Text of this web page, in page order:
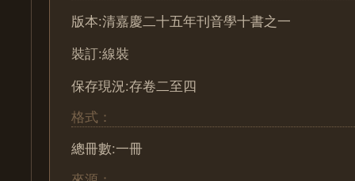
版本:清嘉慶二十五年刊音學十書之一
裝訂:線裝
保存現況:存卷二至四
格式：
總冊數:一冊